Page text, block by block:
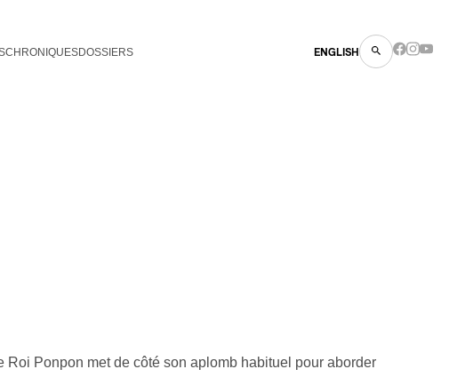
CHRONIQUESDOSSIERS ENGLISH
Ponpon met de côté son aplomb habituel pour aborder